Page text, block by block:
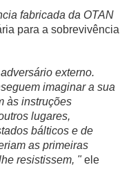
fabricada da OTAN
para a sobrevivência
externo.
imaginar a sua
às instruções
lugares,
bálticos e de
as primeiras
resistissem, "ele